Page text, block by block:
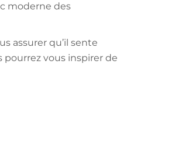
moderne des
assurer qu’il sente
vous inspirer de